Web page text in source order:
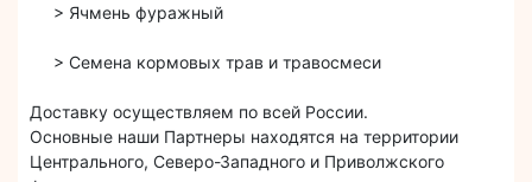
> Ячмень фуражный
> Семена кормовых трав и травосмеси
Доставку осуществляем по всей России.
Основные наши Партнеры находятся на территории
Центрального, Северо-Западного и Приволжского